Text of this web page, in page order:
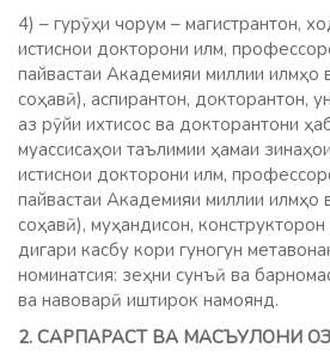
4) – гурӯҳи чорум – магистрантон,
истиснои докторони илм,
пайвастаи Академияи миллии илмҳо
соҳавӣ), аспирантон, докторантон,
аз рӯйи ихтисос ва докторантони
муассисаҳои таълимии ҳамаи
истиснои докторони илм,
пайвастаи Академияи миллии илмҳо
соҳавӣ), муҳандисон,
дигари касбу кори гуногун
номинатсия: зеҳни сунъӣ ва
ва навоварӣ иштирок намоянд.
2. САРПАРАСТ ВА МАСЪУЛОНИ